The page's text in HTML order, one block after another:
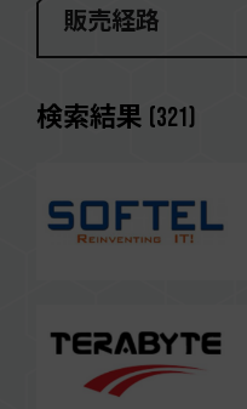
販売経路
検索結果 (321)